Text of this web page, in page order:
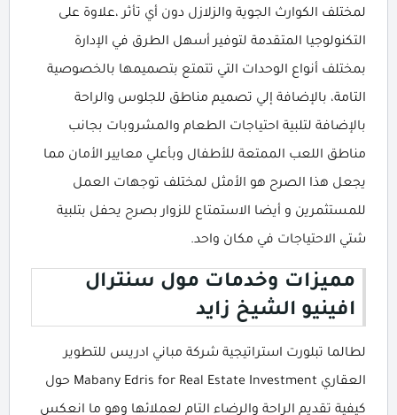
لمختلف الكوارث الجوية والزلازل دون أي تأثر ،علاوة على
التكنولوجيا المتقدمة لتوفير أسهل الطرق في الإدارة
بمختلف أنواع الوحدات التي تتمتع بتصميمها بالخصوصية
التامة، بالإضافة إلي تصميم مناطق للجلوس والراحة
بالإضافة لتلبية احتياجات الطعام والمشروبات بجانب
مناطق اللعب الممتعة للأطفال وبأعلي معايير الأمان مما
يجعل هذا الصرح هو الأمثل لمختلف توجهات العمل
للمستثمرين و أيضا الاستمتاع للزوار بصرح يحفل بتلبية
شتي الاحتياجات في مكان واحد.
مميزات وخدمات مول سنترال
افينيو الشيخ زايد
لطالما تبلورت استراتيجية شركة مباني ادريس للتطوير
العقاري Mabany Edris for Real Estate Investment حول
كيفية تقديم الراحة والرضاء التام لعملائها وهو ما انعكس